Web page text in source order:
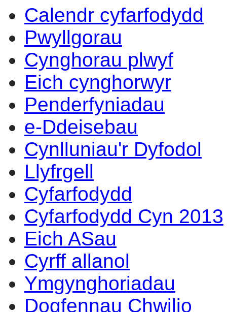
Calendr cyfarfodydd
Pwyllgorau
Cynghorau plwyf
Eich cynghorwyr
Penderfyniadau
e-Ddeisebau
Cynlluniau'r Dyfodol
Llyfrgell
Cyfarfodydd
Cyfarfodydd Cyn 2013
Eich ASau
Cyrff allanol
Ymgynghoriadau
Dogfennau Chwilio
16:30